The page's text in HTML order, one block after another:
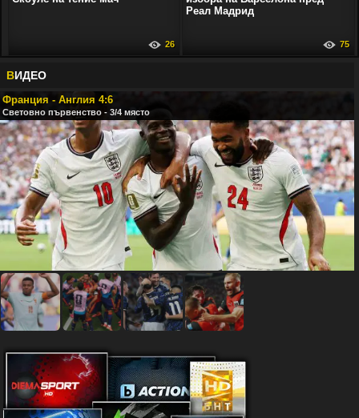
26
Реал Мадрид
75
ВИДЕО
Франция - Англия 4:6
Световно първенство - 3/4 място